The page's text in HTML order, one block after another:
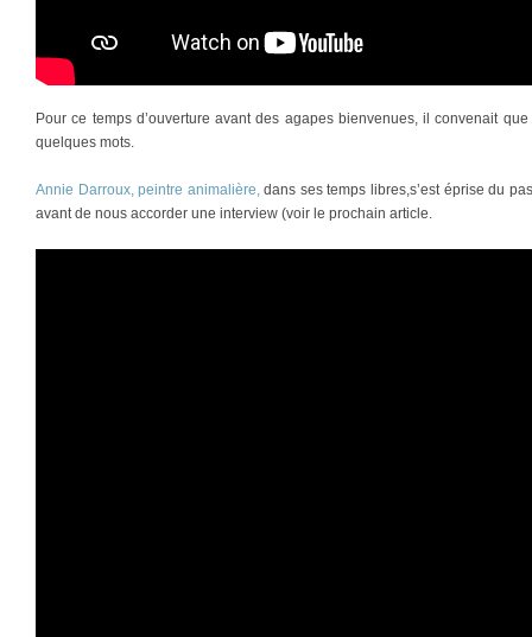
Pour ce temps d’ouverture avant des agapes bienvenues, il convenait
quelques mots.
Annie Darroux, peintre animalière,dans ses temps libres,s’est éprise du
avant de nous accorder une interview (voir le prochain article.